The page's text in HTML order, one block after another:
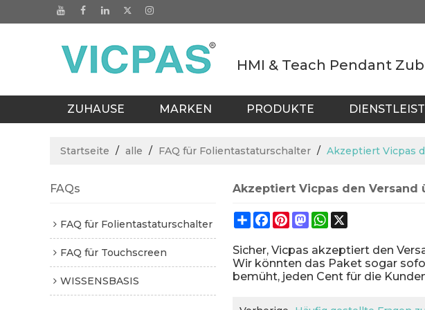
HMI & Teach Pendant
ZUHAUSE MARKEN PRODUKTE
Startseite / alle / FAQ für Folientastaturschalter / Akzeptiert Vicpas
FAQs
FAQ für Folientastaturschalter
FAQ für Touchscreen
WISSENSBASIS
Akzeptiert Vicpas den Versand
ShareFacebook
Pinterest
MastodonWhatsApp
Sicher, Vicpas akzeptiert den
Wir könnten das Paket sogar
bemüht, jeden Cent für die